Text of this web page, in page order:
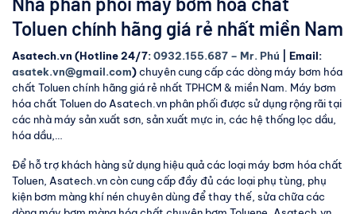
Toluen chính hãng giá rẻ nhất miền Nam
Asatech.vn (Hotline 24/7:0932.155.687 – Mr. Phú | Email:
asatek.vn@gmail.com)chuyên cung cấp các dòng máy bơm hóa
chất Toluen chính hãng giá rẻ nhất TPHCM & miền Nam. Máy bơm
hóa chất Toluen do Asatech.vn phân phối được sử dụng rộng rãi tại
các nhà máy sản xuất sơn, sản xuất mực in, các hệ thống lọc dầu,
hóa dầu,…
Để hỗ trợ khách hàng sử dụng hiệu quả các loại máy bơm hóa chất
Toluen, Asatech.vn còn cung cấp đầy đủ các loại phụ tùng, phụ
kiện bơm màng khí nén chuyên dùng để thay thế, sửa chữa các